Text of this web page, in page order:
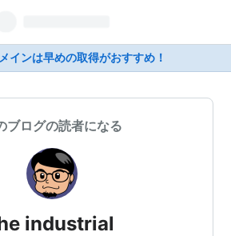
インは早めの取得がおすすめ！
ブログの読者になる
industrial